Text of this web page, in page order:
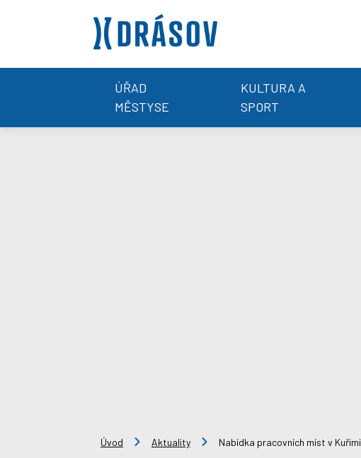
ÚŘAD
MĚSTYSE
KULTURA A
SPORT
Úvod Aktuality Nabídka pracovních míst v Kuřimi